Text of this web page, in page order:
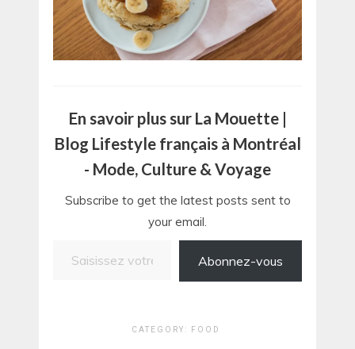
En savoir plus sur La Mouette |
Blog Lifestyle français à Montréal
- Mode, Culture & Voyage
Subscribe to get the latest posts sent to
your email.
Abonnez-vous
CATEGORY: FOOD